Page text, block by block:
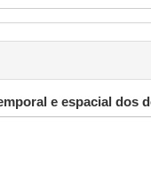
e espacial dos